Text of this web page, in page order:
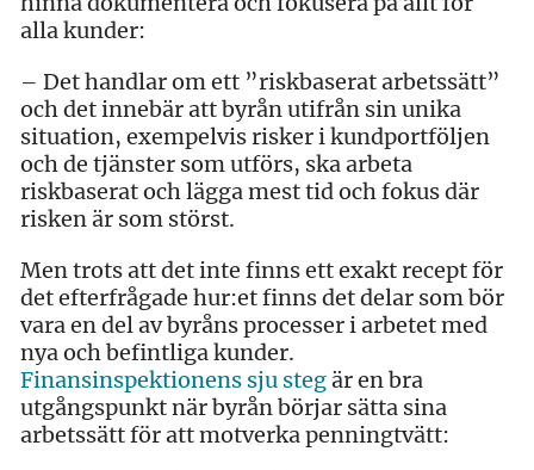
alla kunder:
– Det handlar om ett ”riskbaserat arbetssätt”
och det innebär att byrån utifrån sin unika
situation, exempelvis risker i kundportföljen
och de tjänster som utförs, ska arbeta
riskbaserat och lägga mest tid och fokus där
risken är som störst.
Men trots att det inte finns ett exakt recept för
det efterfrågade hur:et finns det delar som bör
vara en del av byråns processer i arbetet med
nya och befintliga kunder.
Finansinspektionens sju stegär en bra
utgångspunkt när byrån börjar sätta sina
arbetssätt för att motverka penningtvätt: